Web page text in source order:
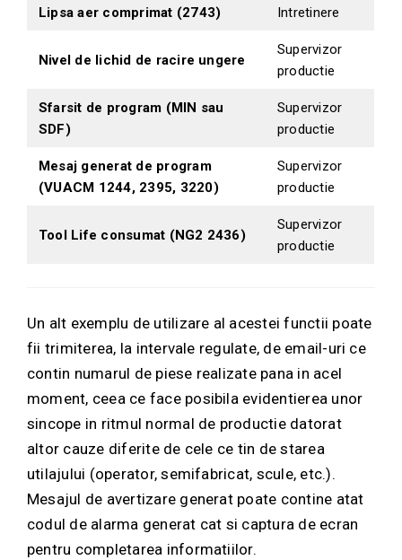
Lipsa aer comprimat (2743) Intretinere
Nivel de lichid de racire ungere
Supervizor
productie
Sfarsit de program (MIN sau
SDF)
Supervizor
productie
Mesaj generat de program
(VUACM 1244, 2395, 3220)
Supervizor
productie
Tool Life consumat (NG2 2436)
Supervizor
productie
Un alt exemplu de utilizare al acestei functii poate
fii trimiterea, la intervale regulate, de email-uri ce
contin numarul de piese realizate pana in acel
moment, ceea ce face posibila evidentierea unor
sincope in ritmul normal de productie datorat
altor cauze diferite de cele ce tin de starea
utilajului (operator, semifabricat, scule, etc.).
Mesajul de avertizare generat poate contine atat
codul de alarma generat cat si captura de ecran
pentru completarea informatiilor.